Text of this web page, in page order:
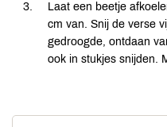
Laat een beetje
cm van. Snij de verse
gedroogde, ontdaan
ook in stukjes snijden.